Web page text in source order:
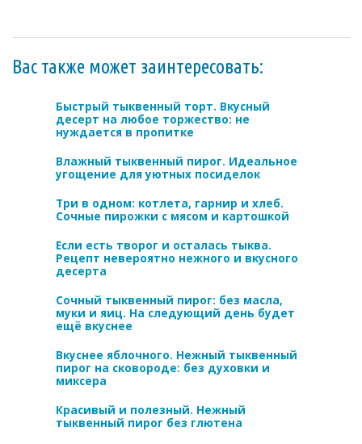
Вас также может заинтересовать:
Быстрый тыквенный торт. Вкусный
десерт на любое торжество: не
нуждается в пропитке
Влажный тыквенный пирог. Идеальное
угощение для уютных посиделок
Три в одном: котлета, гарнир и хлеб.
Сочные пирожки с мясом и картошкой
Если есть творог и осталась тыква.
Рецепт невероятно нежного и вкусного
десерта
Сочный тыквенный пирог: без масла,
муки и яиц. На следующий день будет
ещё вкуснее
Вкуснее яблочного. Нежный тыквенный
пирог на сковороде: без духовки и
миксера
Красивый и полезный. Нежный
тыквенный пирог без глютена